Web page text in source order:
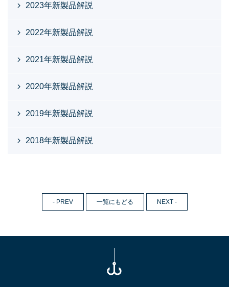
2023年新製品解説
2022年新製品解説
2021年新製品解説
2020年新製品解説
2019年新製品解説
2018年新製品解説
- PREV 一覧にもどる NEXT -